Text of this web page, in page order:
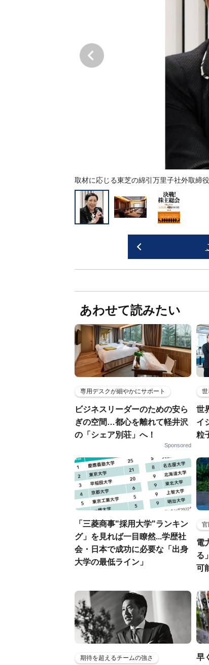
取材に応じる東芝の綿引万里子社外取締
あわせて読みたい
専用デスクが細やかにサポート
ビジネスリーダーのための安ら
ぎの空間…都心を離れて軽井沢
の「シェア別荘」へ！
Sponsored
世
イ
粒
「三菱商事"採用大学"ランキン
グ」を見れば一目瞭然...学歴社
会・日本で成功に必要な「出身
大学の最低ライン」
官
電
る
可
期待を超えるチームの強さ
早